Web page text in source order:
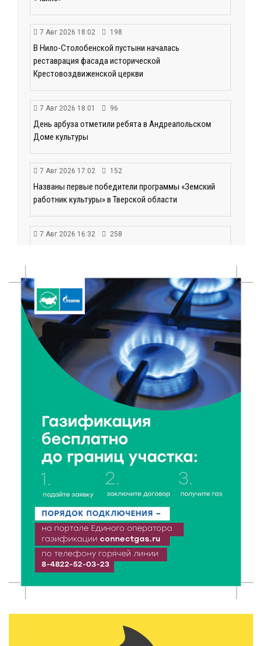
7 Авг 2026 18:02 198
В Нило-Столобенской пустыни началась
реставрация фасада исторической
Крестовоздвиженской церкви
7 Авг 2026 18:01 96
День арбуза отметили ребята в Андреапольском
Доме культуры
7 Авг 2026 17:02 152
Названы первые победители программы «Земский
работник культуры» в Тверской области
7 Авг 2026 16:32 258
7 Авг 2026 16:02
Сладкая программа в Твери: дегустация мёда и
рассказ о жизни пчёл
7 Авг 2026 15:41 125
Открыт набор на программу амбассадоров для
студентов российских вузов
7 Авг 2026 15:37 129
Жителям Тверской области напомнили об
опасности домашних заготовок
7 Авг 2026 15:32 148
Золотой век “Горьковки”: как А. М. Кузнецова
изменила библиотечную жизнь Верхневолжья
7 Авг 2026 15:30 123
«Россети Центр» отремонтировали почти 270
в Тверской области
На Петербургском марафоне «Пушкин — Петербург»